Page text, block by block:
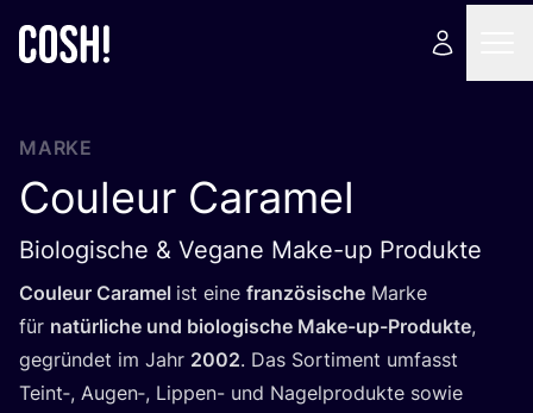
MARKE
Couleur Caramel
Biologische & Vegane Make-up Produkte
Cou­leur Cara­mel ist eine fran­zö­si­sche Mar­ke
für natür­li­che und bio­lo­gi­sche Make-up-Pro­duk­te,
gegrün­det im Jahr 2002. Das Sor­ti­ment umfasst
Teint‑, Augen‑, Lip­pen- und Nagel­pro­duk­te sowie